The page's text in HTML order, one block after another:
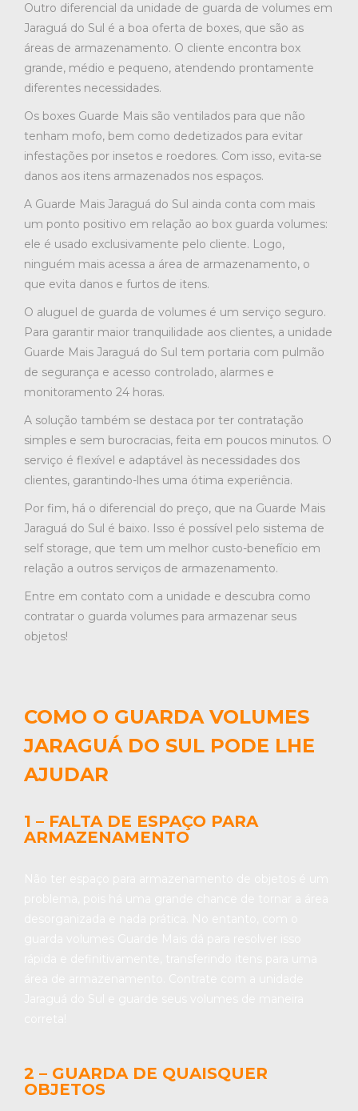
Outro diferencial da unidade de guarda de volumes em
Jaraguá do Sul é a boa oferta de boxes, que são as
áreas de armazenamento. O cliente encontra box
grande, médio e pequeno, atendendo prontamente
diferentes necessidades.
Os boxes Guarde Mais são ventilados para que não
tenham mofo, bem como dedetizados para evitar
infestações por insetos e roedores. Com isso, evita-se
danos aos itens armazenados nos espaços.
A Guarde Mais Jaraguá do Sul ainda conta com mais
um ponto positivo em relação ao box guarda volumes:
ele é usado exclusivamente pelo cliente. Logo,
ninguém mais acessa a área de armazenamento, o
que evita danos e furtos de itens.
O aluguel de guarda de volumes é um serviço seguro.
Para garantir maior tranquilidade aos clientes, a unidade
Guarde Mais Jaraguá do Sul tem portaria com pulmão
de segurança e acesso controlado, alarmes e
monitoramento 24 horas.
A solução também se destaca por ter contratação
simples e sem burocracias, feita em poucos minutos. O
serviço é flexível e adaptável às necessidades dos
clientes, garantindo-lhes uma ótima experiência.
Por fim, há o diferencial do preço, que na Guarde Mais
Jaraguá do Sul é baixo. Isso é possível pelo sistema de
self storage, que tem um melhor custo-benefício em
relação a outros serviços de armazenamento.
Entre em contato com a unidade e descubra como
contratar o guarda volumes para armazenar seus
objetos!
COMO O GUARDA VOLUMES
JARAGUÁ DO SUL PODE LHE
AJUDAR
1 – FALTA DE ESPAÇO PARA
ARMAZENAMENTO
2 – GUARDA DE QUAISQUER
OBJETOS